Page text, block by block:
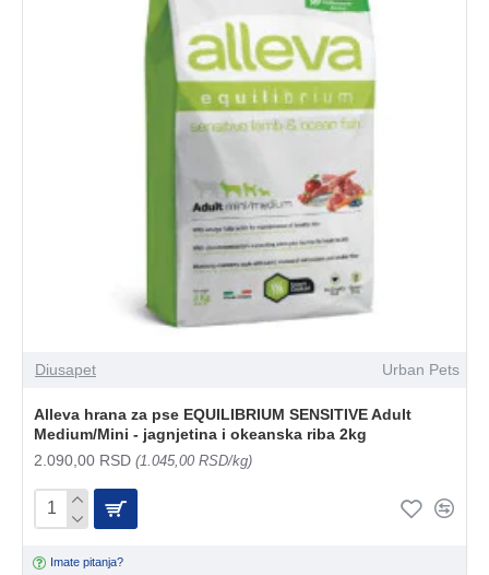
Diusapet Urban Pets
Alleva hrana za pse EQUILIBRIUM SENSITIVE Adult
Medium/Mini - jagnjetina i okeanska riba 2kg
2.090,00 RSD (1.045,00 RSD/kg)
Imate pitanja?